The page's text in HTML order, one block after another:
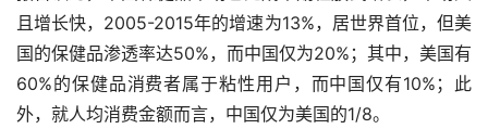
且增长快，2005-2015年的增速为13%，居世界首位，但美
国的保健品渗透率达50%，而中国仅为20%；其中，美国有
60%的保健品消费者属于粘性用户，而中国仅有10%；此
外，就人均消费金额而言，中国仅为美国的1/8。